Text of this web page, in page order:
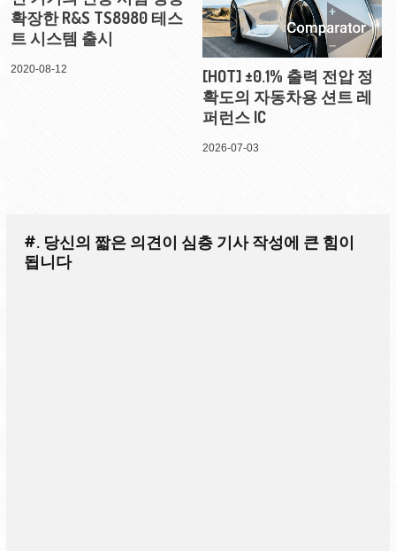
확장한 R&S TS8980 테스
트 시스템 출시
2020-08-12
[HOT] ±0.1% 출력 전압 정
확도의 자동차용 션트 레
퍼런스 IC
2026-07-03
#. 당신의 짧은 의견이 심층 기사 작성에 큰 힘이
됩니다